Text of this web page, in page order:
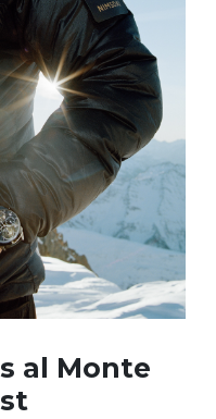
al Monte